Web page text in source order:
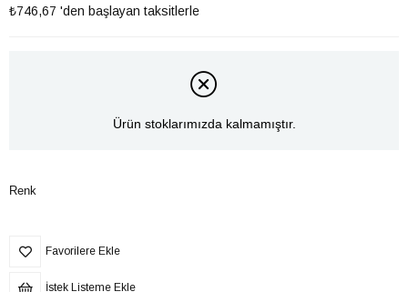
₺746,67 'den başlayan taksitlerle
Ürün stoklarımızda kalmamıştır.
Renk
Favorilere Ekle
İstek Listeme Ekle